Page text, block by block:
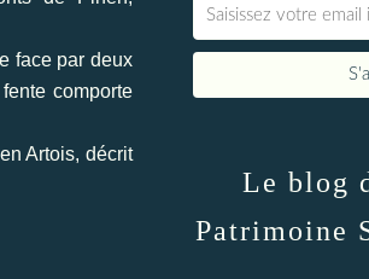
face par deux
comporte
Artois, décrit
Le blog
Patrimoine